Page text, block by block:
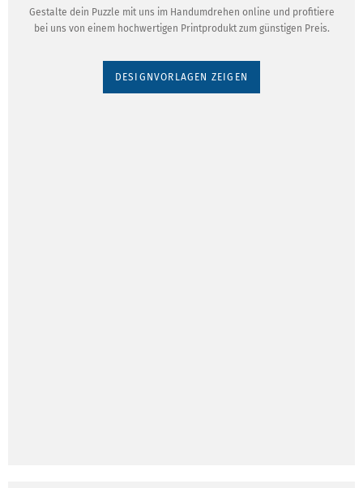
Gestalte dein Puzzle mit uns im Handumdrehen online und profitiere
bei uns von einem hochwertigen Printprodukt zum günstigen Preis.
DESIGNVORLAGEN ZEIGEN